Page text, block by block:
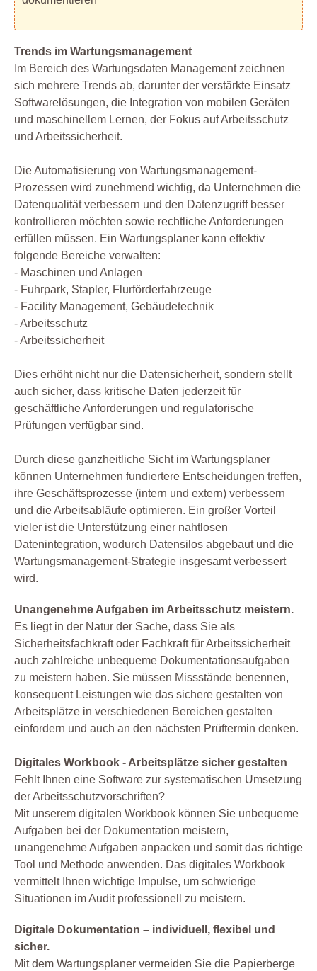
Trends im Wartungsmanagement
Im Bereich des Wartungsdaten Management zeichnen
sich mehrere Trends ab, darunter der verstärkte Einsatz
Softwarelösungen, die Integration von mobilen Geräten
und maschinellem Lernen, der Fokus auf Arbeitsschutz
und Arbeitssicherheit.
Die Automatisierung von Wartungsmanagement-
Prozessen wird zunehmend wichtig, da Unternehmen die
Datenqualität verbessern und den Datenzugriff besser
kontrollieren möchten sowie rechtliche Anforderungen
erfüllen müssen. Ein Wartungsplaner kann effektiv
folgende Bereiche verwalten:
- Maschinen und Anlagen
- Fuhrpark, Stapler, Flurförderfahrzeuge
- Facility Management, Gebäudetechnik
- Arbeitsschutz
- Arbeitssicherheit
Dies erhöht nicht nur die Datensicherheit, sondern stellt
auch sicher, dass kritische Daten jederzeit für
geschäftliche Anforderungen und regulatorische
Prüfungen verfügbar sind.
Durch diese ganzheitliche Sicht im Wartungsplaner
können Unternehmen fundiertere Entscheidungen treffen,
ihre Geschäftsprozesse (intern und extern) verbessern
und die Arbeitsabläufe optimieren. Ein großer Vorteil
vieler ist die Unterstützung einer nahtlosen
Datenintegration, wodurch Datensilos abgebaut und die
Wartungsmanagement-Strategie insgesamt verbessert
wird.
Unangenehme Aufgaben im Arbeitsschutz meistern.
Es liegt in der Natur der Sache, dass Sie als
Sicherheitsfachkraft oder Fachkraft für Arbeitssicherheit
auch zahlreiche unbequeme Dokumentationsaufgaben
zu meistern haben. Sie müssen Missstände benennen,
konsequent Leistungen wie das sichere gestalten von
Arbeitsplätze in verschiedenen Bereichen gestalten
einfordern und auch an den nächsten Prüftermin denken.
Digitales Workbook - Arbeitsplätze sicher gestalten
Fehlt Ihnen eine Software zur systematischen Umsetzung
der Arbeitsschutzvorschriften?
Mit unserem digitalen Workbook können Sie unbequeme
Aufgaben bei der Dokumentation meistern,
unangenehme Aufgaben anpacken und somit das richtige
Tool und Methode anwenden. Das digitales Workbook
vermittelt Ihnen wichtige Impulse, um schwierige
Situationen im Audit professionell zu meistern.
Digitale Dokumentation – individuell, flexibel und
sicher.
Mit dem Wartungsplaner vermeiden Sie die Papierberge